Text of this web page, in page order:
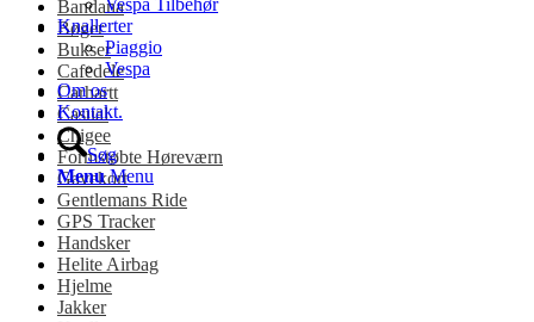
Vespa Tilbehør
Knallerter
Piaggio
Vespa
Om os
Kontakt.
Søg
Menu Menu
Bandana
Bøger
Bukser
Cafedele
Carhartt
Casual
Chigee
Formstøbte Høreværn
Gavekort
Gentlemans Ride
GPS Tracker
Handsker
Helite Airbag
Hjelme
Jakker